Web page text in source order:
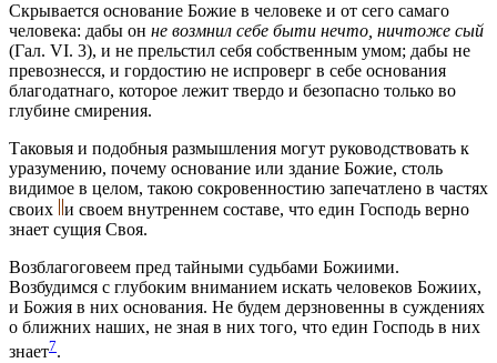
Скрывается основание Божие в человеке и от сего самаго
человека: дабы он не возмнил себе быти нечто, ничтоже сый
(Гал. VI. 3), и не прельстил себя собственным умом; дабы не
превознесся, и гордостию не испроверг в себе основания
благодатнаго, которое лежит твердо и безопасно только во
глубине смирения.
Таковыя и подобныя размышления могут руководствовать к
уразумению, почему основание или здание Божие, столь
видимое в целом, такою сокровенностию запечатлено в частях
своих и своем внутреннем составе, что един Господь верно
знает сущия Своя.
Возблагоговеем пред тайными судьбами Божиими.
Возбудимся с глубоким вниманием искать человеков Божиих,
и Божия в них основания. Не будем дерзновенны в суждениях
о ближних наших, не зная в них того, что един Господь в них
знает7.